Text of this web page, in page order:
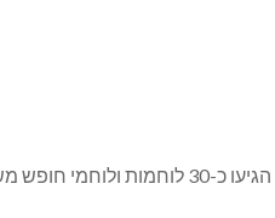
הגיעו כ-30 לוחמות ולוחמי חופש משלומי, חניתה, אילון, יערה, עבדון, ראש הנקרה וכברי.